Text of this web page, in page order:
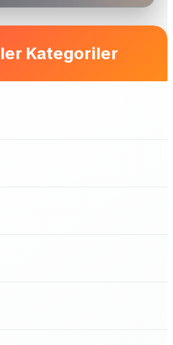
Kategoriler